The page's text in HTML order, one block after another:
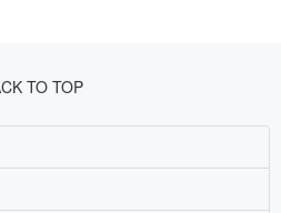
TO TOP